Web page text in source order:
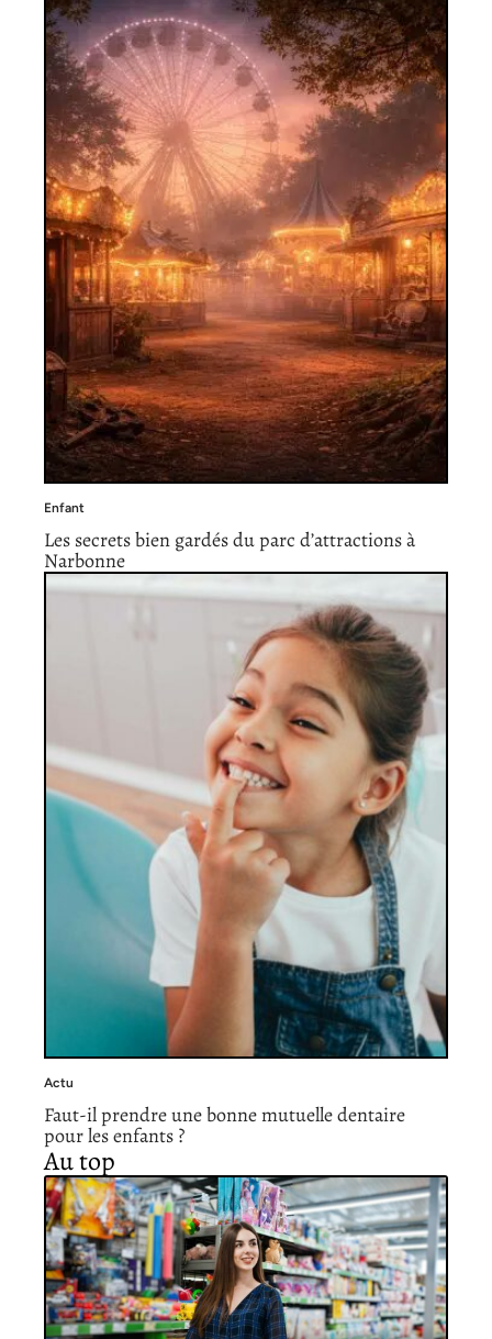
Enfant
Les secrets bien gardés du parc d’attractions à
Narbonne
Actu
Faut-il prendre une bonne mutuelle dentaire
pour les enfants ?
Au top